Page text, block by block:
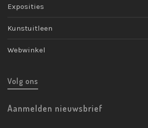
Exposities
Kunstuitleen
Webwinkel
Volg ons
Aanmelden nieuwsbrief